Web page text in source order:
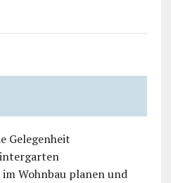
Gelegenheit
Wohnbau planen und